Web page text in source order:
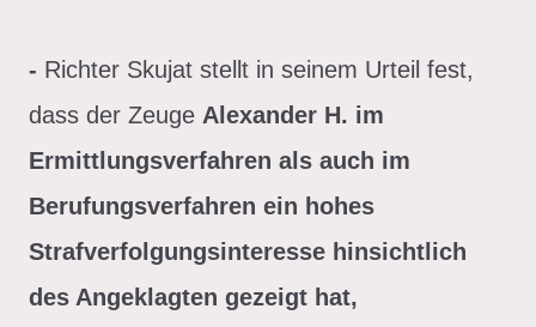
- Richter Skujat stellt in seinem Urteil fest,
dass der Zeuge Alexander H. im
Ermittlungsverfahren als auch im
Berufungsverfahren ein hohes
Strafverfolgungsinteresse hinsichtlich
des Angeklagten gezeigt hat,